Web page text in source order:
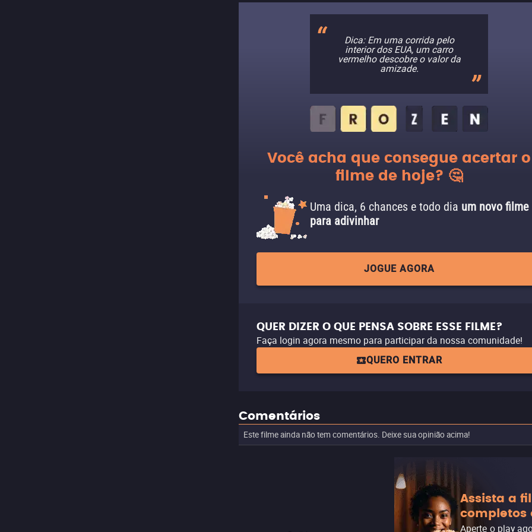
Dica: Em uma corrida pelo
interior dos EUA, um carro
vermelho descobre o valor da
amizade.
Você acha que consegue acertar o
filme de hoje? 🤔
Uma dica, 6 chances e todo dia um novo filme
para adivinhar
JOGUE AGORA
QUER DIZER O QUE PENSA SOBRE ESSE FILME?
Faça login agora mesmo para participar da nossa comunidade!
QUERO ENTRAR
Comentários
Este filme ainda não tem comentários. Deixe sua opinião acima!
Assista a
completos
Aperte o play